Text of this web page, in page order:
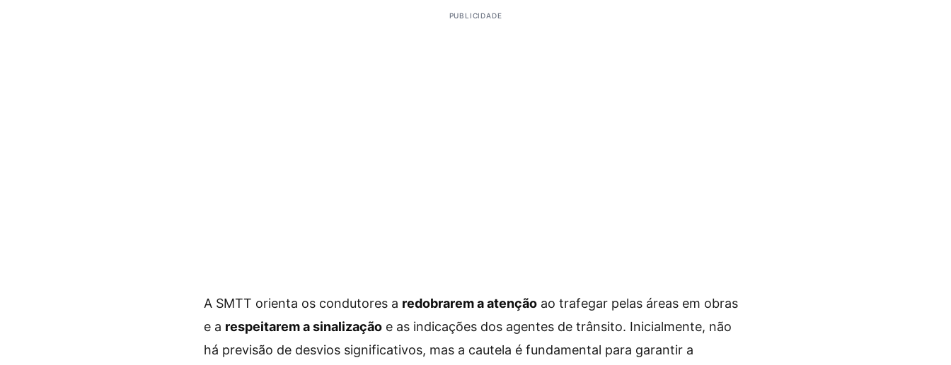
PUBLICIDADE
A SMTT orienta os condutores a redobrarem a atenção ao trafegar pelas áreas em obras
e a respeitarem a sinalização e as indicações dos agentes de trânsito. Inicialmente, não
há previsão de desvios significativos, mas a cautela é fundamental para garantir a